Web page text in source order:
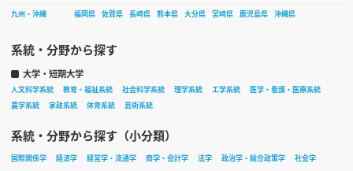
九州・沖縄
福岡県 佐賀県 長崎県 熊本県 大分県 宮崎県 鹿児島県 沖縄県
系統・分野から探す
大学・短期大学
人文科学系統 教育・福祉系統 社会科学系統 理学系統 工学系統
医学・看護・医療系統
農学系統
家政系統 体育系統 芸術系統
系統・分野から探す（小分類）
国際関係学 経済学 経営学・流通学 商学・会計学 法学 政治学・総合政策学 社会学